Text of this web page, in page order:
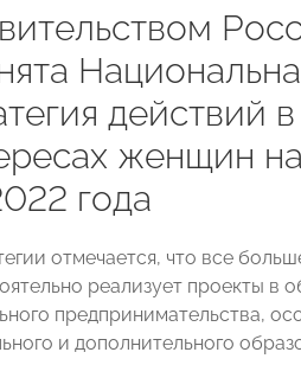
действий в
женщин
года
отмечается, что все
реализует проекты в
предпринимательства,
и дополнительного